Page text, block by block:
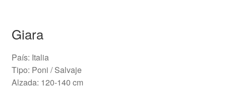
Giara
País: Italia
Tipo: Poni / Salvaje
Alzada: 120-140 cm